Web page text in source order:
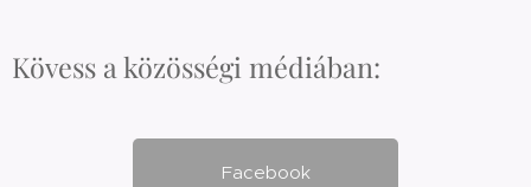
Kövess a közösségi médiában:
Facebook